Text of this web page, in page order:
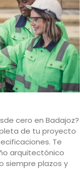
cero en Badajoz?
de tu proyecto
Te
arquitectónico
siempre plazos y